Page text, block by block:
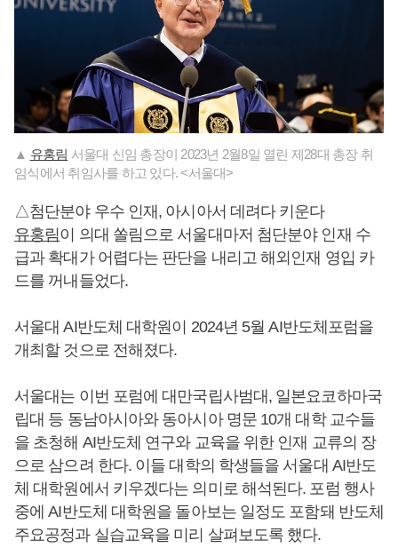
▲ 유홍림 서울대 신임 총장이 2023년 2월8일 열린 제28대 총장 취
임식에서 취임사를 하고 있다. <서울대>
△첨단분야 우수 인재, 아시아서 데려다 키운다
유홍림이 의대 쏠림으로 서울대마저 첨단분야 인재 수
급과 확대가 어렵다는 판단을 내리고 해외인재 영입 카
드를 꺼내들었다.
서울대 AI반도체 대학원이 2024년 5월 AI반도체포럼을
개최할 것으로 전해졌다.
서울대는 이번 포럼에 대만국립사범대, 일본요코하마국
립대 등 동남아시아와 동아시아 명문 10개 대학 교수들
을 초청해 AI반도체 연구와 교육을 위한 인재 교류의 장
으로 삼으려 한다. 이들 대학의 학생들을 서울대 AI반도
체 대학원에서 키우겠다는 의미로 해석된다. 포럼 행사
중에 AI반도체 대학원을 돌아보는 일정도 포함돼 반도체
주요공정과 실습교육을 미리 살펴보도록 했다.